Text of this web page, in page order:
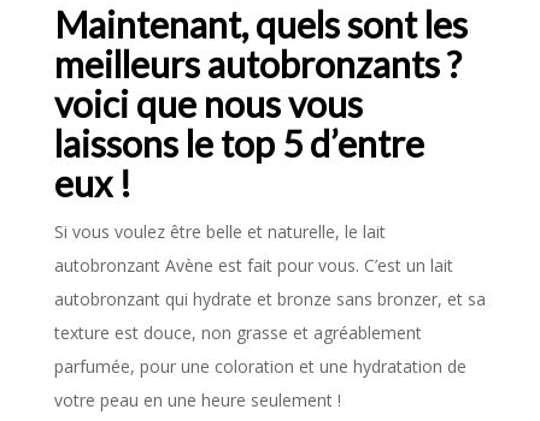
Maintenant, quels sont les
meilleurs autobronzants ?
voici que nous vous
laissons le top 5 d’entre
eux !
Si vous voulez être belle et naturelle, le lait
autobronzant Avène est fait pour vous. C’est un lait
autobronzant qui hydrate et bronze sans bronzer, et sa
texture est douce, non grasse et agréablement
parfumée, pour une coloration et une hydratation de
votre peau en une heure seulement !